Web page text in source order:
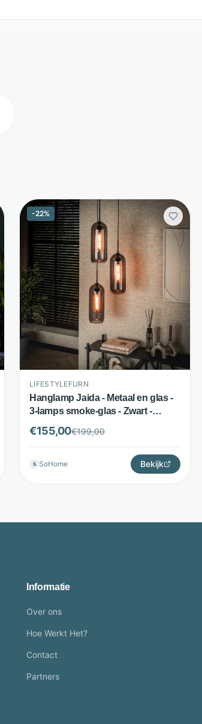
-22%
LIFESTYLEFURN
Hanglamp Jaida - Metaal en glas -
3-lamps smoke-glas - Zwart -
LifestyleFurn
€155,00€199,00
S SoHome Bekijk
Informatie
Over ons
Hoe Werkt Het?
Contact
Partners